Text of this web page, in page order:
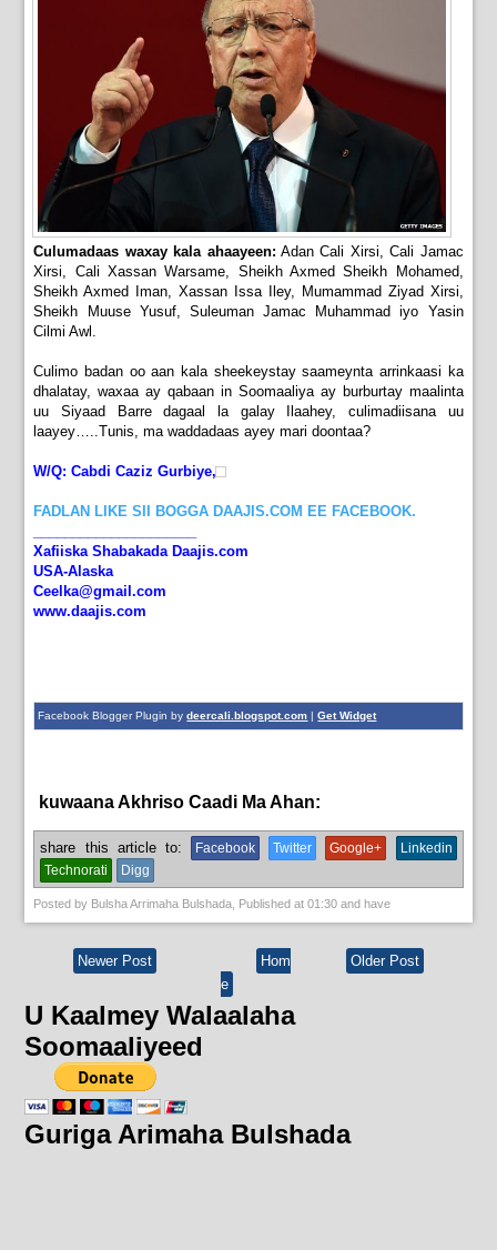
Culumadaas waxay kala ahaayeen: Adan Cali Xirsi, Cali Jamac
Xirsi, Cali Xassan Warsame, Sheikh Axmed Sheikh Mohamed,
Sheikh Axmed Iman, Xassan Issa Iley, Mumammad Ziyad Xirsi,
Sheikh Muuse Yusuf, Suleuman Jamac Muhammad iyo Yasin
Cilmi Awl.
Culimo badan oo aan kala sheekeystay saameynta arrinkaasi ka
dhalatay, waxaa ay qabaan in Soomaaliya ay burburtay maalinta
uu Siyaad Barre dagaal la galay Ilaahey, culimadiisana uu
laayey…..Tunis, ma waddadaas ayey mari doontaa?
W/Q: Cabdi Caziz Gurbiye,
FADLAN LIKE SII BOGGA DAAJIS.COM EE FACEBOOK.
Xafiiska Shabakada Daajis.com
USA-Alaska
Ceelka@gmail.com
www.daajis.com
Facebook Blogger Plugin bydeercali.blogspot.com |Get Widget
kuwaana Akhriso Caadi Ma Ahan:
share this article to: Facebook Twitter Google+
Linkedin
Technorati
Digg
Posted by Bulsha Arrimaha Bulshada , Published at01:30 and have
Newer Post Older Post
Hom
e
U Kaalmey Walaalaha
Soomaaliyeed
Guriga Arimaha Bulshada